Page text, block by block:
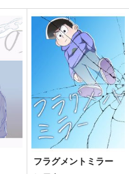
フラグメントミラー